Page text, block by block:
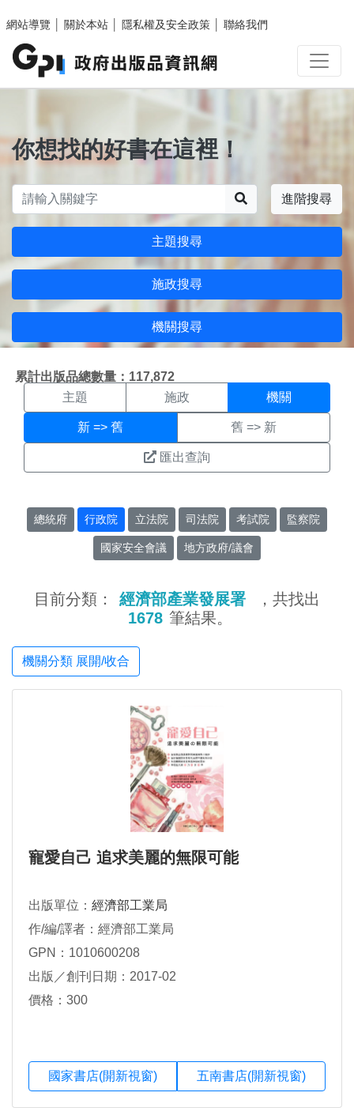
網站導覽
關於本站 隱私權及安全政策 聯絡我們
你想找的好書在這裡！
進階搜尋
主題搜尋
施政搜尋
機關搜尋
累計出版品總數量：117,872
機關搜尋結果頁面
主題 施政 機關
新 => 舊 舊 => 新
匯出查詢
總統府 行政院 立法院 司法院 考試院 監察院
國家安全會議 地方政府/議會
目前分類： 經濟部產業發展署
，共找出
1678 筆結果。
機關分類 展開/收合
寵愛自己 追求美麗的無限可能
出版單位： 經濟部工業局
作/編/譯者：經濟部工業局
GPN：1010600208
出版／創刊日期：2017-02
價格：300
國家書店(開新視窗) 五南書店(開新視窗)